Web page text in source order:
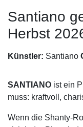
Santiano
Herbst
Künstler: Santiano
SANTIANO ist ein
muss: kraftvoll,
Wenn die Shanty-